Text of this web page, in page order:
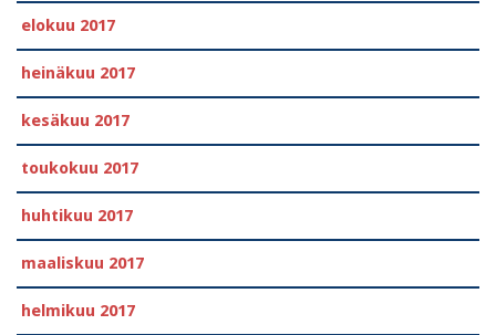
elokuu 2017
heinäkuu 2017
kesäkuu 2017
toukokuu 2017
huhtikuu 2017
maaliskuu 2017
helmikuu 2017